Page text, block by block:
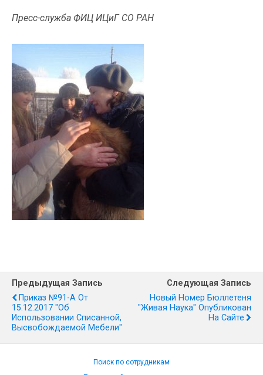
Пресс-служба ФИЦ ИЦиГ СО РАН
Предыдущая Запись
Приказ №91-А От
15.12.2017 "Об
Использовании Списанной,
Высвобождаемой Мебели"
Следующая Запись
Новый Номер Бюллетеня
"Живая Наука" Опубликован
На Сайте
Поиск по сотрудникам